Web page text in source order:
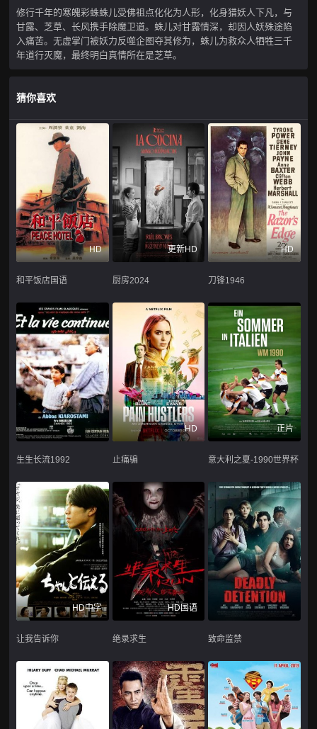
修行千年的寒魄彩蛛蛛儿受佛祖点化化为人形，化身猎妖人下凡，与
甘露、芝草、长风携手除魔卫道。蛛儿对甘露情深，却因人妖殊途陷
入痛苦。无虚掌门被妖力反噬企图夺其修为，蛛儿为救众人牺牲三千
年道行灭魔，最终明白真情所在是芝草。
猜你喜欢
HD
和平饭店国语
更新HD
厨房2024
HD
刀锋1946
生生长流1992
HD
止痛骗
正片
意大利之夏-1990世界杯
HD中字
让我告诉你
HD国语
绝录求生 致命监禁